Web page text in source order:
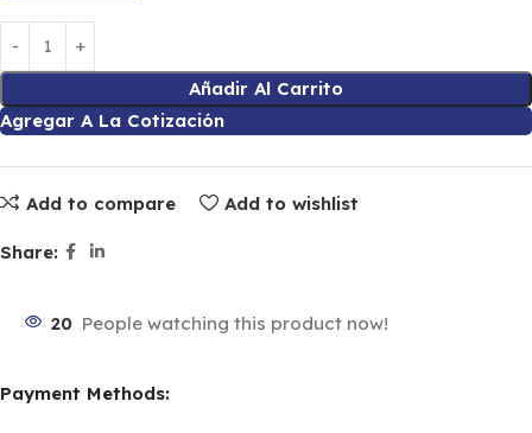
Añadir Al Carrito
Agregar A La Cotización
Add to compare Add to wishlist
Share:
20 People watching this product now!
Payment Methods: